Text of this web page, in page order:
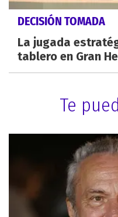
DECISIÓN TOMADA
La jugada
tablero en Gran
Te